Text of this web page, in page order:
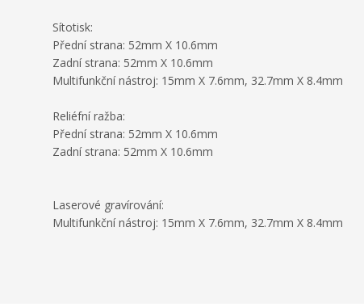
Sítotisk:
Přední strana: 52mm X 10.6mm
Zadní strana: 52mm X 10.6mm
Multifunkční nástroj: 15mm X 7.6mm, 32.7mm X 8.4mm
Reliéfní ražba:
Přední strana: 52mm X 10.6mm
Zadní strana: 52mm X 10.6mm
Laserové gravírování:
Multifunkční nástroj: 15mm X 7.6mm, 32.7mm X 8.4mm